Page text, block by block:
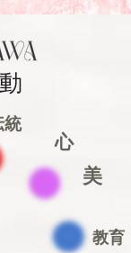
統
心
美
教育